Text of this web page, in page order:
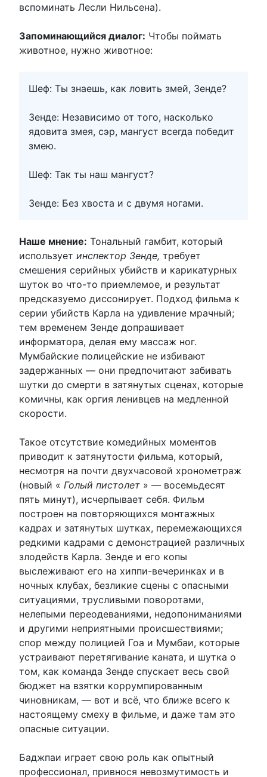
вспоминать Лесли Нильсена).
Запоминающийся диалог: Чтобы поймать
животное, нужно животное:
Шеф: Ты знаешь, как ловить змей, Зенде?
Зенде: Независимо от того, насколько
ядовита змея, сэр, мангуст всегда победит
змею.
Шеф: Так ты наш мангуст?
Зенде: Без хвоста и с двумя ногами.
Наше мнение: Тональный гамбит, который
использует инспектор Зенде, требует
смешения серийных убийств и карикатурных
шуток во что-то приемлемое, и результат
предсказуемо диссонирует. Подход фильма к
серии убийств Карла на удивление мрачный;
тем временем Зенде допрашивает
информатора, делая ему массаж ног.
Мумбайские полицейские не избивают
задержанных — они предпочитают забивать
шутки до смерти в затянутых сценах, которые
комичны, как оргия ленивцев на медленной
скорости.
Такое отсутствие комедийных моментов
приводит к затянутости фильма, который,
несмотря на почти двухчасовой хронометраж
(новый « Голый пистолет » — восемьдесят
пять минут), исчерпывает себя. Фильм
построен на повторяющихся монтажных
кадрах и затянутых шутках, перемежающихся
редкими кадрами с демонстрацией различных
злодейств Карла. Зенде и его копы
выслеживают его на хиппи-вечеринках и в
ночных клубах, безликие сцены с опасными
ситуациями, трусливыми поворотами,
нелепыми переодеваниями, недопониманиями
и другими неприятными происшествиями;
спор между полицией Гоа и Мумбаи, которые
устраивают перетягивание каната, и шутка о
том, как команда Зенде спускает весь свой
бюджет на взятки коррумпированным
чиновникам, — вот и всё, что ближе всего к
настоящему смеху в фильме, и даже там это
опасные ситуации.
Баджпаи играет свою роль как опытный
профессионал, привнося невозмутимость и